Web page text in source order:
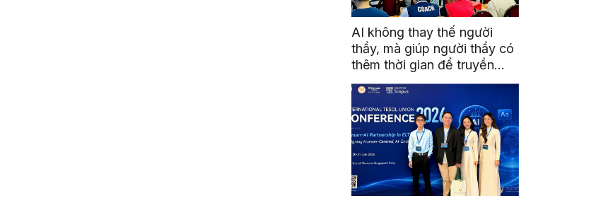
AI không thay thế người
thầy, mà giúp người thầy có
thêm thời gian để truyền
cảm hứng